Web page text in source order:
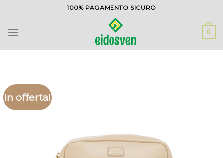
contenuti
100% PAGAMENTO SICURO
0
In offerta!